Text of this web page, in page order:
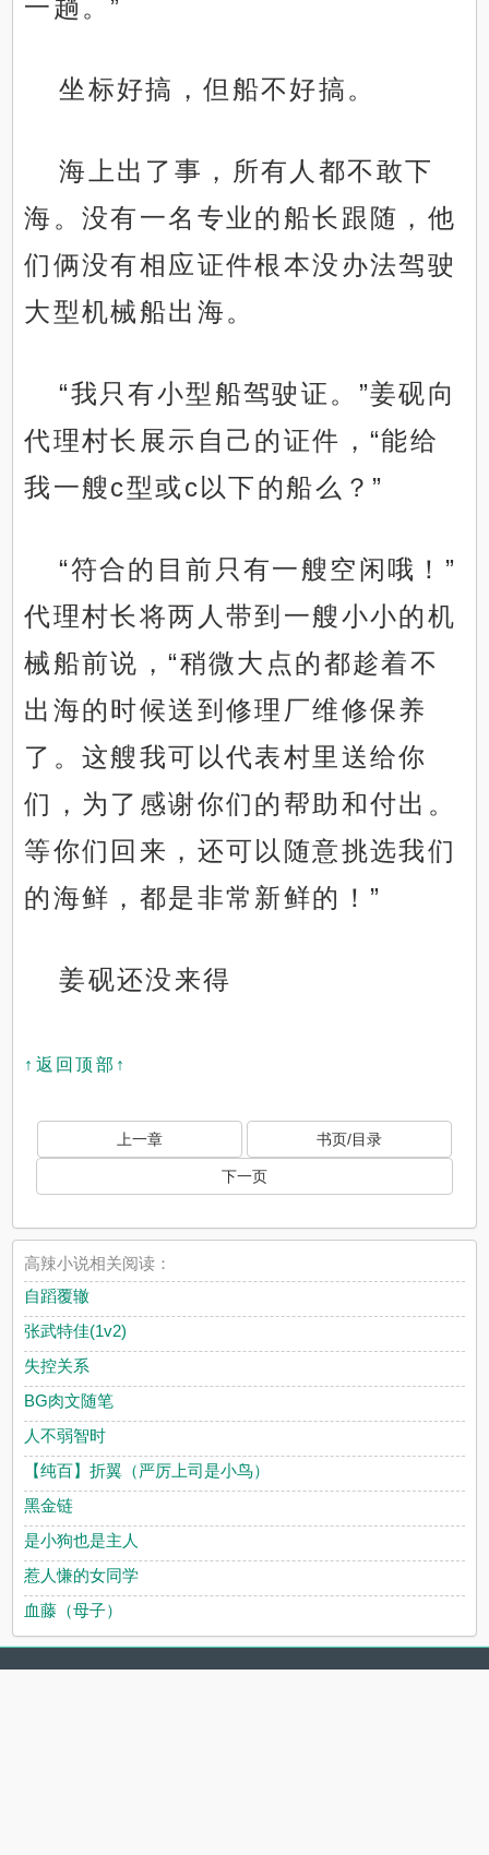
一趟。”
坐标好搞，但船不好搞。
海上出了事，所有人都不敢下
海。没有一名专业的船长跟随，他
们俩没有相应证件根本没办法驾驶
大型机械船出海。
“我只有小型船驾驶证。”姜砚向
代理村长展示自己的证件，“能给
我一艘c型或c以下的船么？”
“符合的目前只有一艘空闲哦！”
代理村长将两人带到一艘小小的机
械船前说，“稍微大点的都趁着不
出海的时候送到修理厂维修保养
了。这艘我可以代表村里送给你
们，为了感谢你们的帮助和付出。
等你们回来，还可以随意挑选我们
的海鲜，都是非常新鲜的！”
姜砚还没来得
↑返回顶部↑
上一章 书页/目录
下一页
高辣小说相关阅读：
自蹈覆辙
张武特佳(1v2)
失控关系
BG肉文随笔
人不弱智时
【纯百】折翼（严厉上司是小鸟）
黑金链
是小狗也是主人
惹人慊的女同学
血藤（母子）